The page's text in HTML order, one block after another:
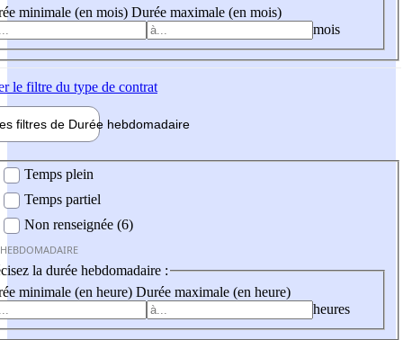
minimale (en mois) Durée maximale (en mois)
mois
le filtre du type de contrat
filtres de Durée hebdomadaire
Temps plein
Temps partiel
Non renseignée (6)
la durée hebdomadaire :
minimale (en heure) Durée maximale (en heure)
heures